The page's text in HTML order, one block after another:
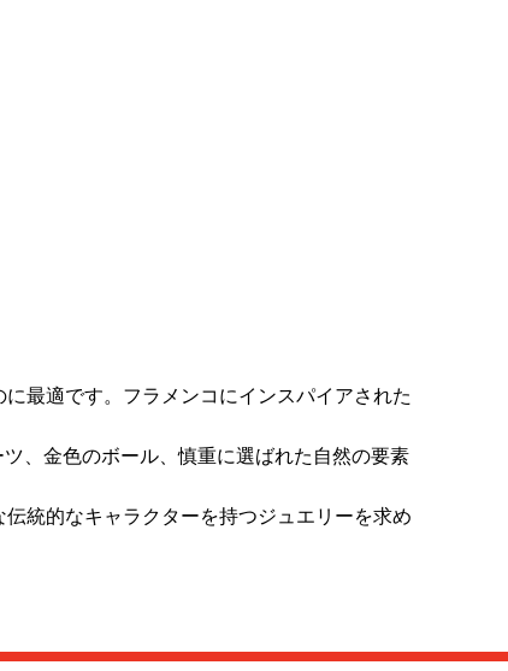
最適です。フラメンコにインスパイアされた
、金色のボール、慎重に選ばれた自然の要素
統的なキャラクターを持つジュエリーを求め